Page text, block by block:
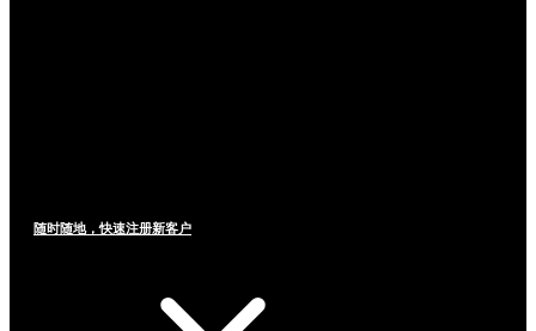
随时随地，快速注册新客户